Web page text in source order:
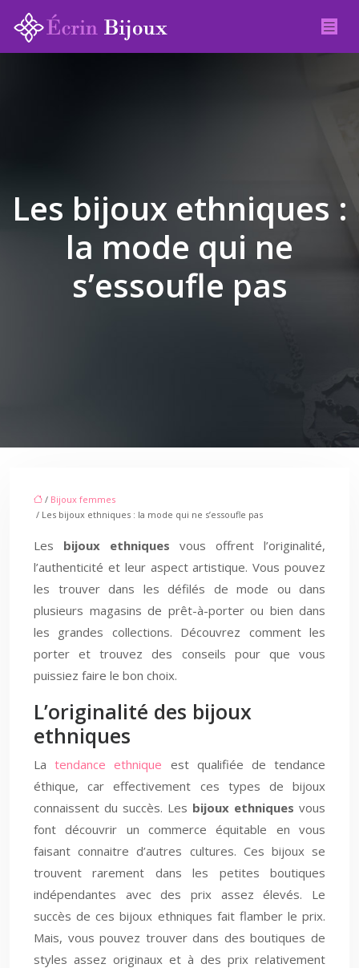
Les bijoux ethniques :
la mode qui ne
s’essoufle pas
/ Bijoux femmes
/ Les bijoux ethniques : la mode qui ne s’essoufle pas
Les bijoux ethniques vous offrent l’originalité,
l’authenticité et leur aspect artistique. Vous pouvez
les trouver dans les défilés de mode ou dans
plusieurs magasins de prêt-à-porter ou bien dans
les grandes collections. Découvrez comment les
porter et trouvez des conseils pour que vous
puissiez faire le bon choix.
L’originalité des bijoux
ethniques
Latendance ethnique est qualifiée de tendance
éthique, car effectivement ces types de bijoux
connaissent du succès. Les bijoux ethniques vous
font découvrir un commerce équitable en vous
faisant connaitre d’autres cultures. Ces bijoux se
trouvent rarement dans les petites boutiques
indépendantes avec des prix assez élevés. Le
succès de ces bijoux ethniques fait flamber le prix.
Mais, vous pouvez trouver dans des boutiques de
styles assez originaux et à des prix relativement